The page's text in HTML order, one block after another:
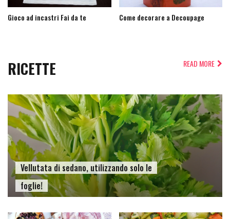
Gioco ad incastri Fai da te Come decorare a Decoupage
RICETTE READ MORE
Vellutata di sedano, utilizzando solo le
foglie!